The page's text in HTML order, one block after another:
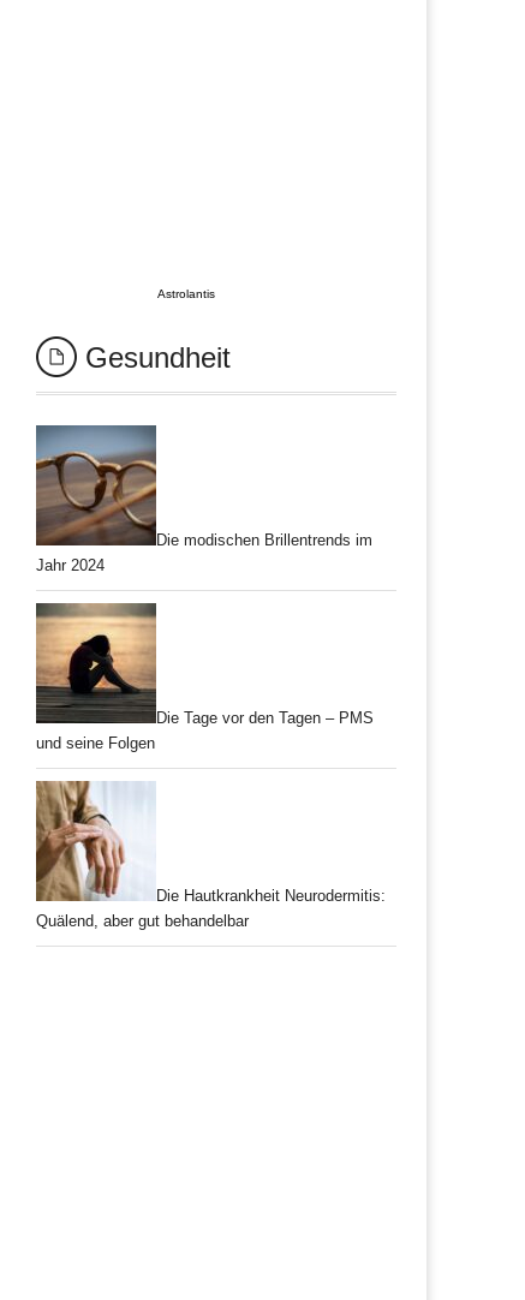
Astrolantis
Gesundheit
Die modischen Brillentrends im
Jahr 2024
Die Tage vor den Tagen – PMS
und seine Folgen
Die Hautkrankheit Neurodermitis:
Quälend, aber gut behandelbar